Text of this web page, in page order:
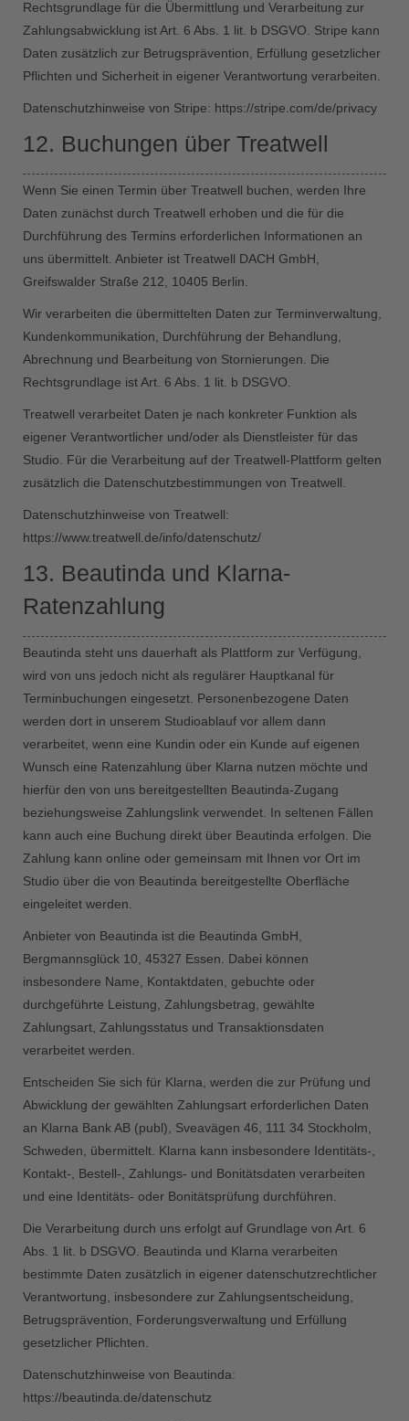
Rechtsgrundlage für die Übermittlung und Verarbeitung zur
Zahlungsabwicklung ist Art. 6 Abs. 1 lit. b DSGVO. Stripe kann
Daten zusätzlich zur Betrugsprävention, Erfüllung gesetzlicher
Pflichten und Sicherheit in eigener Verantwortung verarbeiten.
Datenschutzhinweise von Stripe: https://stripe.com/de/privacy
12. Buchungen über Treatwell
Wenn Sie einen Termin über Treatwell buchen, werden Ihre
Daten zunächst durch Treatwell erhoben und die für die
Durchführung des Termins erforderlichen Informationen an
uns übermittelt. Anbieter ist Treatwell DACH GmbH,
Greifswalder Straße 212, 10405 Berlin.
Wir verarbeiten die übermittelten Daten zur Terminverwaltung,
Kundenkommunikation, Durchführung der Behandlung,
Abrechnung und Bearbeitung von Stornierungen. Die
Rechtsgrundlage ist Art. 6 Abs. 1 lit. b DSGVO.
Treatwell verarbeitet Daten je nach konkreter Funktion als
eigener Verantwortlicher und/oder als Dienstleister für das
Studio. Für die Verarbeitung auf der Treatwell-Plattform gelten
zusätzlich die Datenschutzbestimmungen von Treatwell.
Datenschutzhinweise von Treatwell:
https://www.treatwell.de/info/datenschutz/
13. Beautinda und Klarna-
Ratenzahlung
Beautinda steht uns dauerhaft als Plattform zur Verfügung,
wird von uns jedoch nicht als regulärer Hauptkanal für
Terminbuchungen eingesetzt. Personenbezogene Daten
werden dort in unserem Studioablauf vor allem dann
verarbeitet, wenn eine Kundin oder ein Kunde auf eigenen
Wunsch eine Ratenzahlung über Klarna nutzen möchte und
hierfür den von uns bereitgestellten Beautinda-Zugang
beziehungsweise Zahlungslink verwendet. In seltenen Fällen
kann auch eine Buchung direkt über Beautinda erfolgen. Die
Zahlung kann online oder gemeinsam mit Ihnen vor Ort im
Studio über die von Beautinda bereitgestellte Oberfläche
eingeleitet werden.
Anbieter von Beautinda ist die Beautinda GmbH,
Bergmannsglück 10, 45327 Essen. Dabei können
insbesondere Name, Kontaktdaten, gebuchte oder
durchgeführte Leistung, Zahlungsbetrag, gewählte
Zahlungsart, Zahlungsstatus und Transaktionsdaten
verarbeitet werden.
Entscheiden Sie sich für Klarna, werden die zur Prüfung und
Abwicklung der gewählten Zahlungsart erforderlichen Daten
an Klarna Bank AB (publ), Sveavägen 46, 111 34 Stockholm,
Schweden, übermittelt. Klarna kann insbesondere Identitäts-,
Kontakt-, Bestell-, Zahlungs- und Bonitätsdaten verarbeiten
und eine Identitäts- oder Bonitätsprüfung durchführen.
Die Verarbeitung durch uns erfolgt auf Grundlage von Art. 6
Abs. 1 lit. b DSGVO. Beautinda und Klarna verarbeiten
bestimmte Daten zusätzlich in eigener datenschutzrechtlicher
Verantwortung, insbesondere zur Zahlungsentscheidung,
Betrugsprävention, Forderungsverwaltung und Erfüllung
gesetzlicher Pflichten.
Datenschutzhinweise von Beautinda:
https://beautinda.de/datenschutz